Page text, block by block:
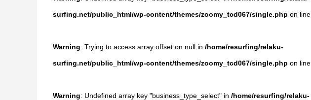
surfing.net/public_html/wp-content/themes/zoomy_tcd067/single.php on line
Warning: Trying to access array offset on null in /home/resurfing/relaku-
surfing.net/public_html/wp-content/themes/zoomy_tcd067/single.php on line
Warning: Undefined array key "business_type_select" in /home/resurfing/relaku-